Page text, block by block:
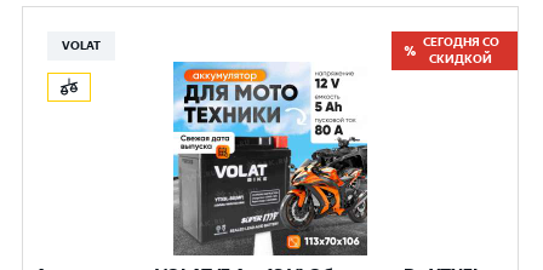
VOLAT
СЕГОДНЯ СО
СКИДКОЙ